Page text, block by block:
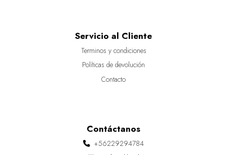
Servicio al Cliente
Terminos y condiciones
Políticas de devolución
Contacto
Contáctanos
+56229294784